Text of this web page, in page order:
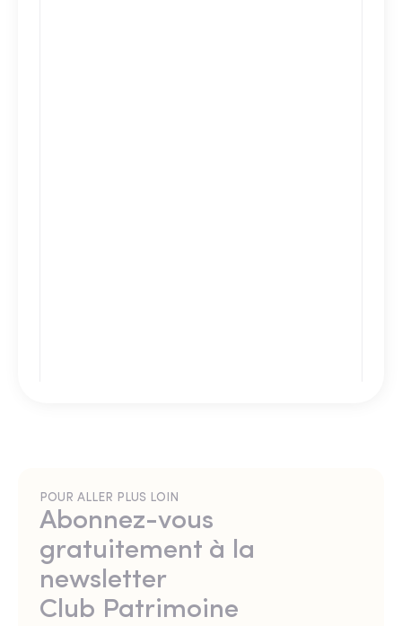
POUR ALLER PLUS LOIN
Abonnez-vous
gratuitement à la
newsletter
Club Patrimoine